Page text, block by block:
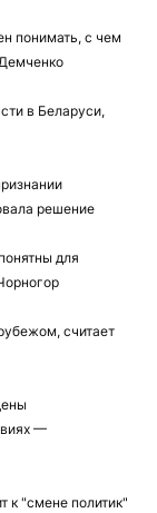
понимать, с чем
в Беларуси,
решение
для
считает
—
к "смене политик"